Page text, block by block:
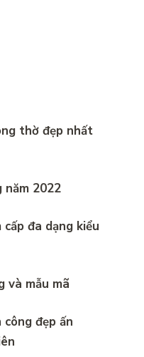
2022
và mẫu mã